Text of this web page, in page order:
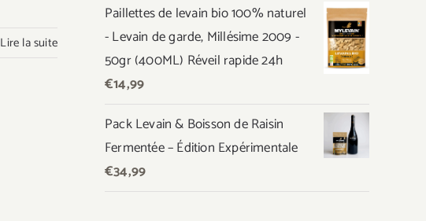
Lire la suite
initial
était :
€44,97.
actuel
est :
€39,99.
Paillettes de levain bio 100% naturel
- Levain de garde, Millésime 2009 -
50gr (400ML) Réveil rapide 24h
€14,99
Pack Levain & Boisson de Raisin
Fermentée – Édition Expérimentale
€34,99